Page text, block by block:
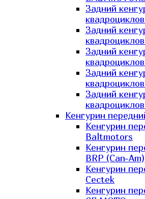
Задний
Задний
Задний
Задний
Задний
Кенгурин
Кенгурин
Baltmotors
Кенгурин
BRP (Can-Am)
Кенгурин
Cectek
Кенгурин